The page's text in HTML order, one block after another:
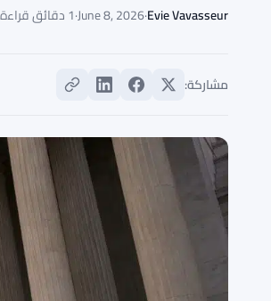
Evie Vavasseur
·
June 8, 2026
·1 دقائق قراءة
مشاركة: